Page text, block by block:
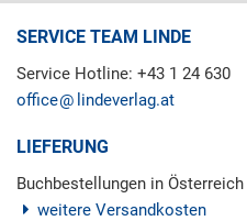
SERVICE TEAM LINDE
Service Hotline: +43 1 24 630
office
lindeverlag.at
LIEFERUNG
Buchbestellungen in Österreich
weitere Versandkosten